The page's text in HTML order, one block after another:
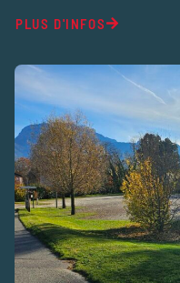
PLUS D'INFOS